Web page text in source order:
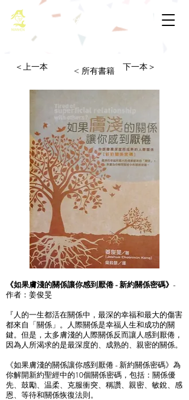
基督教佈道中心念恩堂
＜上一本 < 所有書籍 下一本＞
《如果膚淺的關係讓你感到厭倦 - 新約關係密碼》 -
作者：姜俊旻
『人的一生都活在關係中，最深的幸福和最大的傷害
都來自「關係」。人際關係是幸福人生和成功的關
鍵。但是，太多膚淺的人際關係反而讓人感到厭倦，
因為人所渴求的是最深度的、成熟的、親密的關係。
《如果膚淺的關係讓你感到厭倦 - 新約關係密碼》為
你解開新約聖經中的10個關係密碼，包括：關係優
先、鼓勵、温柔、克服衝突、稱讚、親密、敏銳、感
恩、等待和關係恢復法則。